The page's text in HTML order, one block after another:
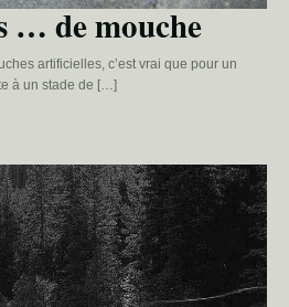
… de mouche
artificielles, c’est vrai que pour un
à un stade de […]